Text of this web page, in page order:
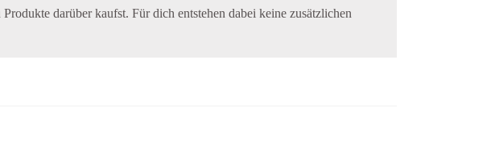
darüber kaufst. Für dich entstehen dabei keine zusätzlichen